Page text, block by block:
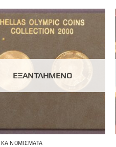
ΕΞΑΝΤΛΗΜΈΝΟ
ΝΟΜΊΣΜΑΤΑ